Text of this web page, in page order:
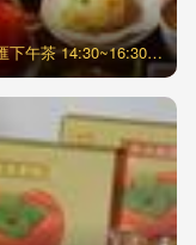
早餐 06:30~10:00 午餐 11:30~14:00 自助百匯下午茶 14:30~16:30 (每週五、六、日) 晚餐 18:00~21:00